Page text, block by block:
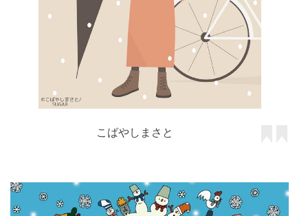
こばやしまさと